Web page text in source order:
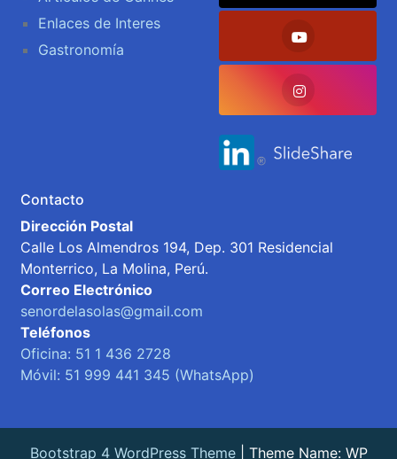
Enlaces de Interes
Gastronomía
Contacto
Dirección Postal
Calle Los Almendros 194, Dep. 301 Residencial
Monterrico, La Molina, Perú.
Correo Electrónico
senordelasolas@gmail.com
Teléfonos
Oficina: 51 1 436 2728
Móvil: 51 999 441 345 (WhatsApp)
Bootstrap 4 WordPress Theme
Theme Name: WP